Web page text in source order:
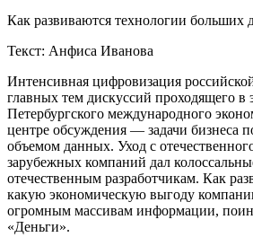
Как развиваются технологии больших
Текст: Анфиса Иванова
Интенсивная цифровизация
главных тем дискуссий проходящего в
Петербургского международного
центре обсуждения — задачи бизнеса
объемом данных. Уход с
зарубежных компаний дал
отечественным разработчикам. Как
какую экономическую выгоду
огромным массивам информации,
«Деньги».